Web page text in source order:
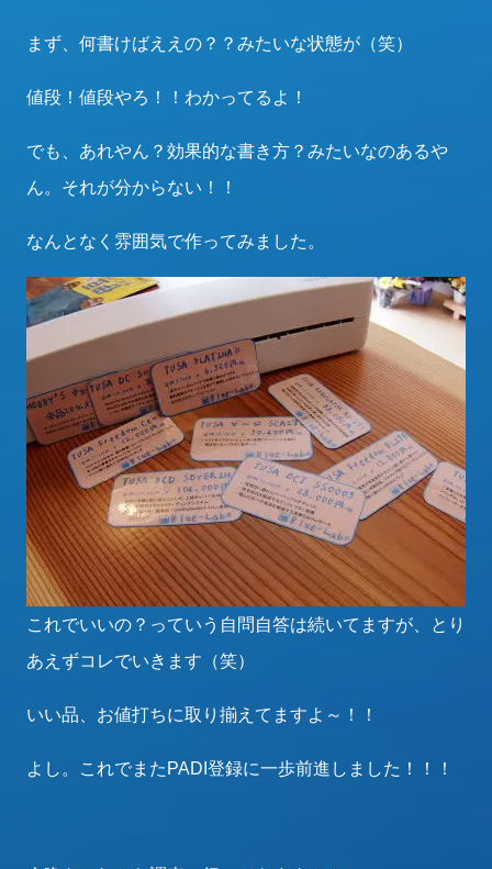
まず、何書けばええの？？みたいな状態が（笑）
値段！値段やろ！！わかってるよ！
でも、あれやん？効果的な書き方？みたいなのあるや
ん。それが分からない！！
なんとなく雰囲気で作ってみました。
これでいいの？っていう自問自答は続いてますが、とり
あえずコレでいきます（笑）
いい品、お値打ちに取り揃えてますよ～！！
よし。これでまたPADI登録に一歩前進しました！！！